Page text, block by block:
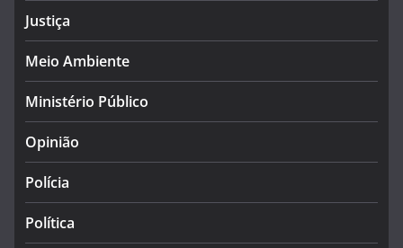
Justiça
Meio Ambiente
Ministério Público
Opinião
Polícia
Política